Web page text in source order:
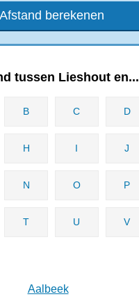
tussen Lieshout en...
B C D
H I J
N O P
T U V
Aalbeek